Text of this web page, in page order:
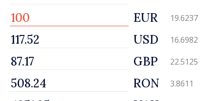
EUR 19.6237
USD 16.6982
GBP 22.5125
RON 3.8611